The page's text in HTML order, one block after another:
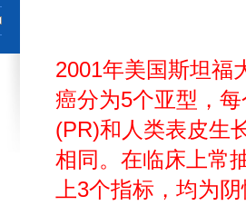
2001年美国斯坦福
癌分为5个亚型，
(PR)和人类表皮生
相同。在临床上常
上3个指标，均为